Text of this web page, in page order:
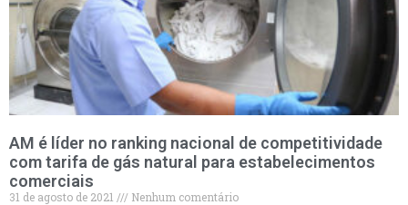
AM é líder no ranking nacional de competitividade
com tarifa de gás natural para estabelecimentos
comerciais
31 de agosto de 2021
Nenhum comentário